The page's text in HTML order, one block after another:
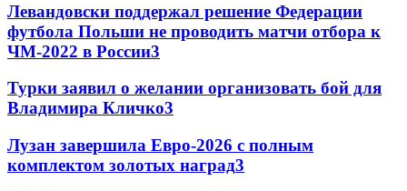
Левандовски поддержал решение Федерации
футбола Польши не проводить матчи отбора к
ЧМ-2022 в России3
Турки заявил о желании организовать бой для
Владимира Кличко3
Лузан завершила Евро-2026 с полным
комплектом золотых наград3